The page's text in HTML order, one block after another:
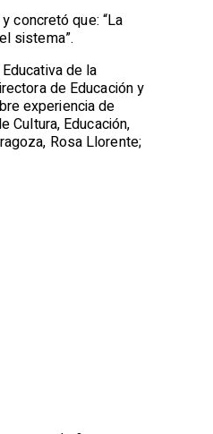
concretó que: “La
sistema”.
de la
de Educación y
experiencia de
Cultura, Educación,
Rosa Llorente;